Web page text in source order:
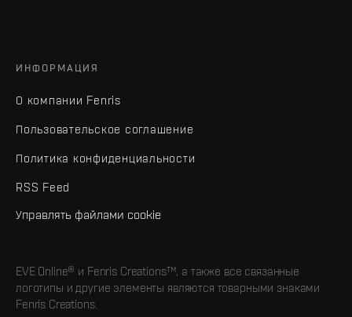
ИНФОРМАЦИЯ
О компании Fenris
Пользовательское соглашение
Политика конфиденциальности
RSS Feed
Управлять файлами cookie
EVE Online® и Fenris Creations™, а также все связанные
логотипы и другие элементы являются товарными знаками
Fenris Creations.